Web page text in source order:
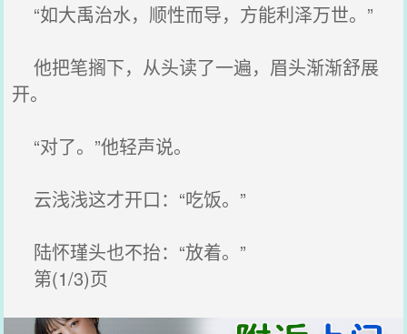
“如大禹治水，顺性而导，方能利泽万世。”
他把笔搁下，从头读了一遍，眉头渐渐舒展
开。
“对了。”他轻声说。
云浅浅这才开口：“吃饭。”
陆怀瑾头也不抬：“放着。”
第(1/3)页